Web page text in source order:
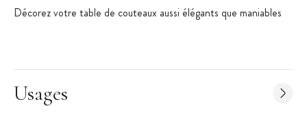
Décorez votre table de couteaux aussi élégants que maniables
Manche ergonomique
Usages